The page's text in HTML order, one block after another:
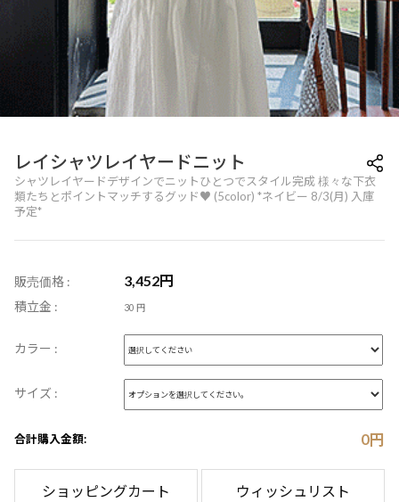
レイシャツレイヤードニット
シャツレイヤードデザインでニットひとつでスタイル完成 様々な下衣
類たちとポイントマッチするグッド♥ (5color) *ネイビー 8/3(月) 入庫
予定*
販売価格 : 3,452円
積立金 : 30 円
カラー :
サイズ :
合計購入金額: 0円
ショッピングカート ウィッシュリスト